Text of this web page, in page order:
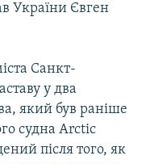
України Євген
Санкт-
у два
який був раніше
судна Arctic
після того, як